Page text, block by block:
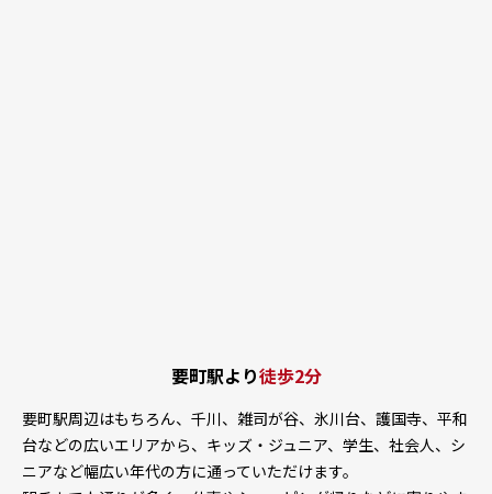
要町駅より徒歩2分
要町駅周辺はもちろん、千川、雑司が谷、氷川台、護国寺、平和
台などの広いエリアから、キッズ・ジュニア、学生、社会人、シ
ニアなど幅広い年代の方に通っていただけます。